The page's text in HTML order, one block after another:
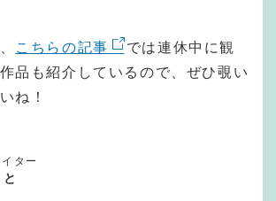
こちらの記事
では連休中に観
品も紹介しているので、ぜひ覗い
ね！
イター
と